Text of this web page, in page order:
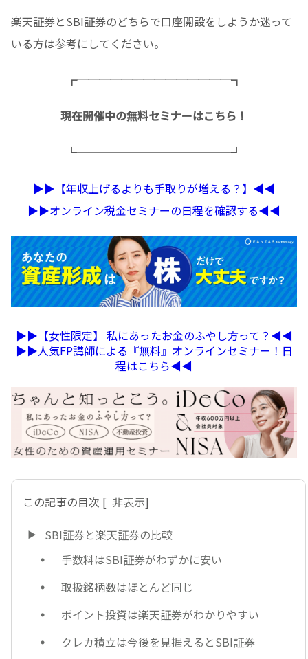
楽天証券とSBI証券のどちらで口座開設をしようか迷って
いる方は参考にしてください。
┏──────────────┓
現在開催中の無料セミナーはこちら！
┗──────────────┛
▶︎▶︎【年収上げるよりも手取りが増える？】◀︎◀︎
▶︎▶︎オンライン税金セミナーの日程を確認する◀︎◀︎
▶︎▶︎【女性限定】 私にあったお金のふやし方って？◀︎◀︎
▶︎▶︎人気FP講師による『無料』オンラインセミナー！日
程はこちら◀︎◀︎
この記事の目次 [ 非表示]
SBI証券と楽天証券の比較
手数料はSBI証券がわずかに安い
取扱銘柄数はほとんど同じ
ポイント投資は楽天証券がわかりやすい
クレカ積立は今後を見据えるとSBI証券